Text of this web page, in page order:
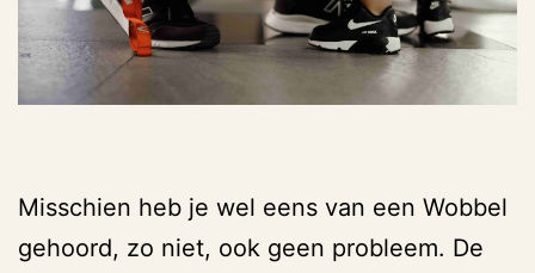
Misschien heb je wel eens van een Wobbel
gehoord, zo niet, ook geen probleem. De